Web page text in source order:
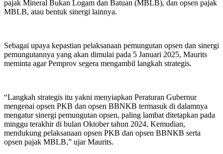
pajak Mineral Bukan Logam dan Batuan (MBLB), dan opsen pajak
MBLB, atau bentuk sinergi lainnya.
Sebagai upaya kepastian pelaksanaan pemungutan opsen dan sinergi
pemungutannya yang akan dimulai pada 5 Januari 2025, Maurits
meminta agar Pemprov segera mengambil langkah strategis.
“Langkah strategis itu yakni menyiapkan Peraturan Gubernur
mengenai opsen PKB dan opsen BBNKB termasuk di dalamnya
mengatur sinergi pemungutan opsen, paling lambat ditetapkan pada
minggu terakhir di bulan Oktober tahun 2024. Kemudian,
mendukung pelaksanaan opsen PKB dan opsen BBNKB serta
opsen pajak MBLB,” ujar Maurits.